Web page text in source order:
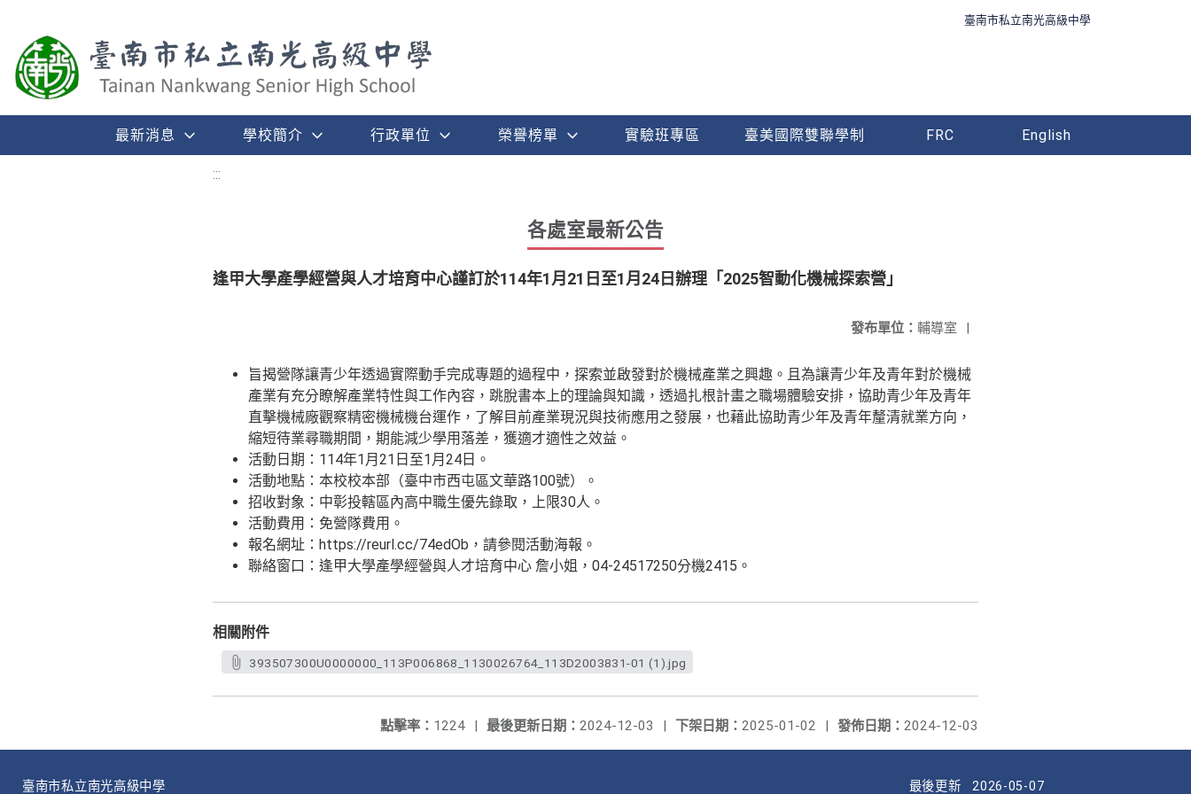
臺南市私立南光高級中學
最新消息 學校簡介 行政單位 榮譽榜單 實驗班專區 臺美國際雙聯學制 FRC English
:::
各處室最新公告
逢甲大學產學經營與人才培育中心謹訂於114年1月21日至1月24日辦理「2025智動化機械探索營」
發布單位： 輔導室 |
旨揭營隊讓青少年透過實際動手完成專題的過程中，探索並啟發對於機械產業之興趣。且為讓青少年及青年對於機械
產業有充分瞭解產業特性與工作內容，跳脫書本上的理論與知識，透過扎根計畫之職場體驗安排，協助青少年及青年
直擊機械廠觀察精密機械機台運作，了解目前產業現況與技術應用之發展，也藉此協助青少年及青年釐清就業方向，
縮短待業尋職期間，期能減少學用落差，獲適才適性之效益。
活動日期：114年1月21日至1月24日。
活動地點：本校校本部（臺中市西屯區文華路100號）。
招收對象：中彰投轄區內高中職生優先錄取，上限30人。
活動費用：免營隊費用。
報名網址：https://reurl.cc/74edOb，請參閱活動海報。
聯絡窗口：逢甲大學產學經營與人才培育中心 詹小姐，04-24517250分機2415。
相關附件
393507300U0000000_113P006868_1130026764_113D2003831-01 (1).jpg
發佈日期： 2024-12-03
下架日期： 2025-01-02 |
最後更新日期： 2024-12-03 |
點擊率： 1224 |
臺南市私立南光高級中學 最後更新 2026-05-07